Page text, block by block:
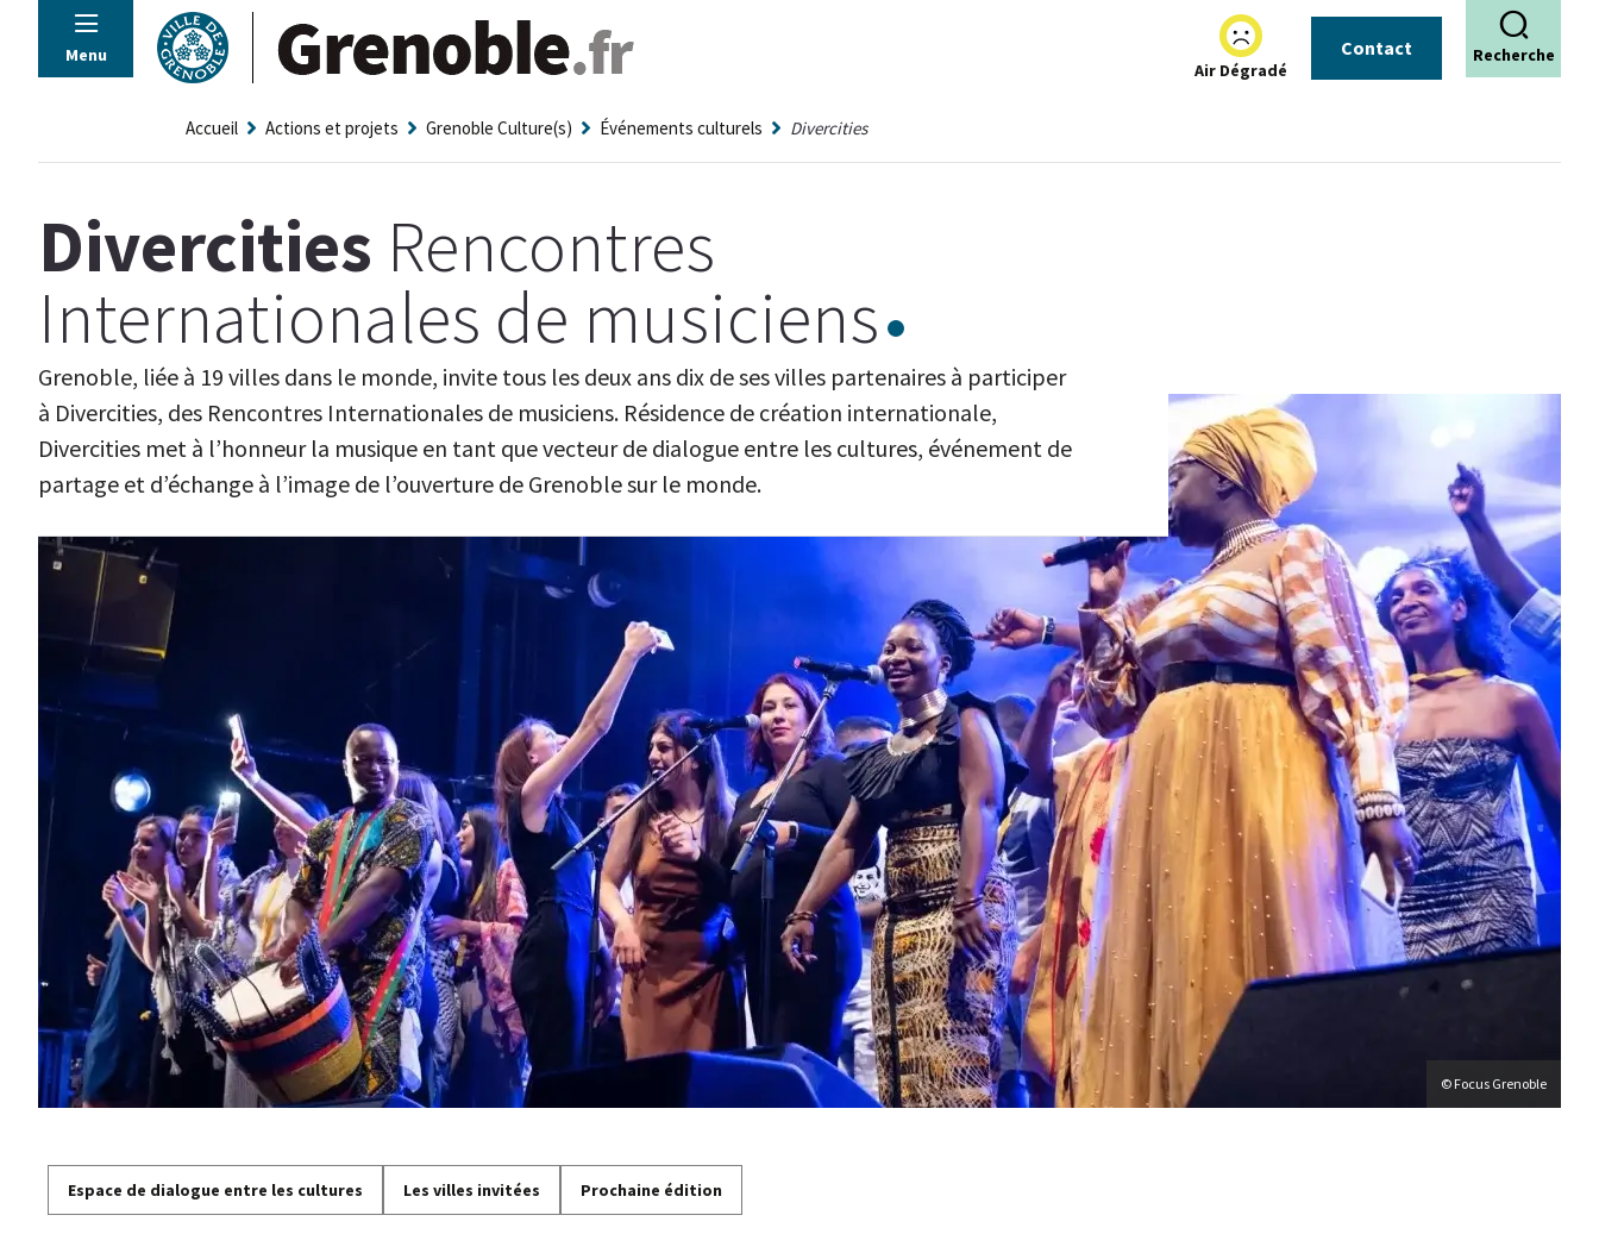
Panneau de gestion des cookies
Menu
Air Dégradé
Contact Recherche
Accueil Actions et projets Grenoble Culture(s) Événements culturels Divercities
© Focus Grenoble
Divercities Rencontres
Internationales de musiciens
Grenoble, liée à 19 villes dans le monde, invite tous les deux ans dix de ses villes partenaires à participer
à Divercities, des Rencontres Internationales de musiciens. Résidence de création internationale,
Divercities met à l’honneur la musique en tant que vecteur de dialogue entre les cultures, événement de
partage et d’échange à l’image de l’ouverture de Grenoble sur le monde.
Espace de dialogue entre les cultures Les villes invitées Prochaine édition